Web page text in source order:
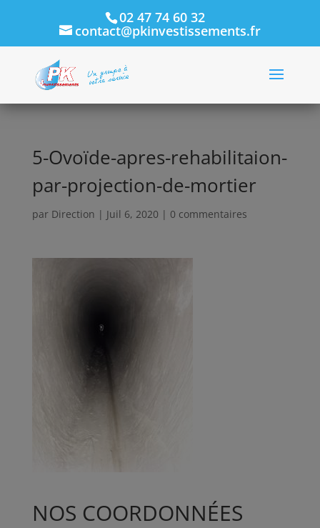
02 47 74 60 32
contact@pkinvestissements.fr
5-Ovoïde-apres-rehabilitaion-
par-projection-de-mortier
par Direction | Juil 6, 2020 | 0 commentaires
NOS COORDONNÉES